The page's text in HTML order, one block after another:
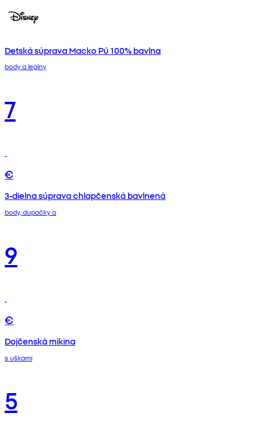
Detská súprava Macko Pú 100% bavlna
body a legíny
7
€
3-dielna súprava chlapčenská bavlnená
body, dupačky a
9
€
Dojčenská mikina
s uškami
5